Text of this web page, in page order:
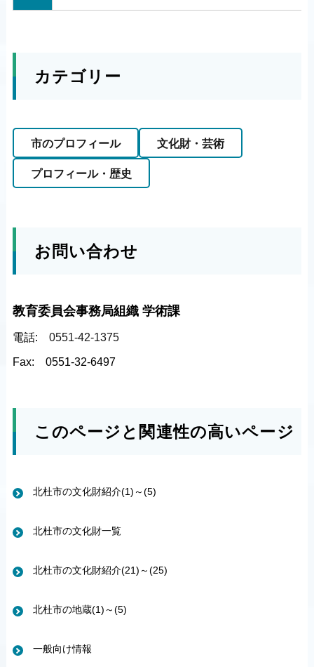
カテゴリー
市のプロフィール 文化財・芸術
プロフィール・歴史
お問い合わせ
教育委員会事務局組織 学術課
電話: 0551-42-1375
Fax: 0551-32-6497
このページと関連性の高いページ
北杜市の文化財紹介(1)～(5)
北杜市の文化財一覧
北杜市の文化財紹介(21)～(25)
北杜市の地蔵(1)～(5)
一般向け情報